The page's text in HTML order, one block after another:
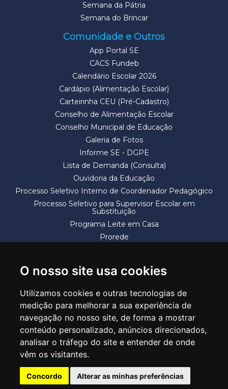
O nosso site usa cookies
Utilizamos cookies e outras tecnologias de
medição para melhorar a sua experiência de
navegação no nosso site, de forma a mostrar
conteúdo personalizado, anúncios direcionados,
analisar o tráfego do site e entender de onde
vêm os visitantes.
Concordo Alterar as minhas preferências
Semana da Pátria
Semana do Brincar
Comunidade e Outros
App Portal SE
CACS Fundeb
Calendário Escolar 2026
Cardápio (Alimentação Escolar)
Carteirinha CEU (Pré-Cadastro)
Conselho de Alimentação Escolar
Conselho Municipal de Educação
Galeria de Fotos
Informe SE - DGPE
Lista de Demanda (Consulta)
Ouvidoria da Educação
Processo Seletivo Interno de Coordenador Pedagógico
Processo Seletivo para Supervisor Escolar em
Substituição
Programa Leite em Casa
Prorede
SECRETARIA DE EDUCAÇÃO
Rua Claudino Barbosa, 313 - Macedo - Guarulhos/SP CEP 07113-040
Central de Atendimento: *55 11 2475-7300